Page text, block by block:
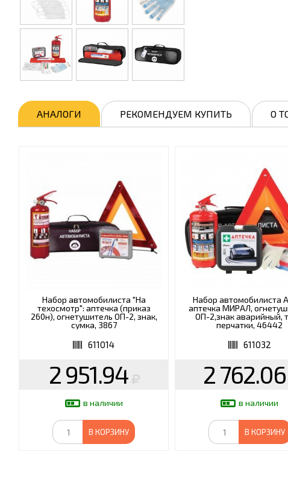
АНАЛОГИ РЕКОМЕНДУЕМ КУПИТЬ О
Набор автомобилиста "На
техосмотр": аптечка (приказ
260н), огнетушитель ОП-2, знак,
сумка, 3867
611014
2 951.94
в наличии
В КОРЗИНУ
Набор автомобилиста
аптечка МИРАЛ,
ОП-2,знак аварийный,
перчатки, 46442
611032
2 762.06
в наличии
В КОРЗИНУ